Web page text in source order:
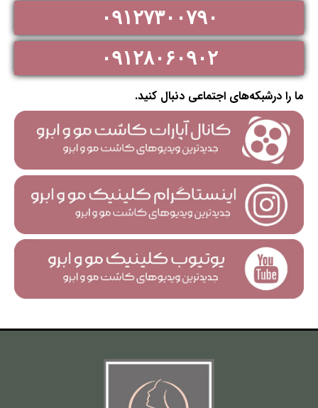
۰۹۱۲۷۳۰۰۷۹۰
۰۹۱۲۸۰۶۰۹۰۲
ما را درشبکه‌های اجتماعی دنبال کنید.